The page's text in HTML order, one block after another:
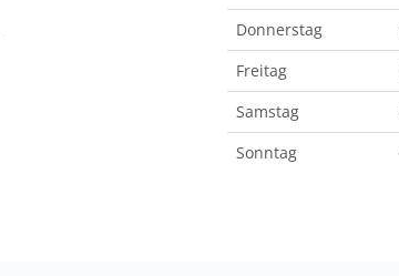
Donnerstag
Freitag
Samstag
Sonntag